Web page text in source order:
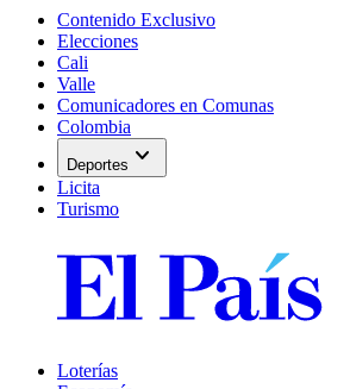
Contenido Exclusivo
Elecciones
Cali
Valle
Comunicadores en Comunas
Colombia
Deportes expand_more
Licita
Turismo
Loterías